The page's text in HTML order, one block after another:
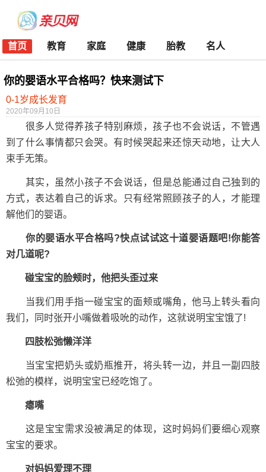
首页 教育 家庭 健康 胎教 名人
你的婴语水平合格吗？快来测试下
0-1岁成长发育
2020年09月10日
很多人觉得养孩子特别麻烦，孩子也不会说话，不管遇
到了什么事情都只会哭。有时候哭起来还惊天动地，让大人
束手无策。
其实，虽然小孩子不会说话，但是总能通过自己独到的
方式，表达着自己的诉求。只有经常照顾孩子的人，才能理
解他们的婴语。
你的婴语水平合格吗?快点试试这十道婴语题吧!你能答
对几道呢?
碰宝宝的脸颊时，他把头歪过来
当我们用手指一碰宝宝的面颊或嘴角，他马上转头看向
我们，同时张开小嘴做着吸吮的动作，这就说明宝宝饿了!
四肢松弛懒洋洋
当宝宝把奶头或奶瓶推开，将头转一边，并且一副四肢
松弛的模样，说明宝宝已经吃饱了。
瘪嘴
这是宝宝需求没被满足的体现，这时妈妈们要细心观察
宝宝的要求。
对妈妈爱理不理